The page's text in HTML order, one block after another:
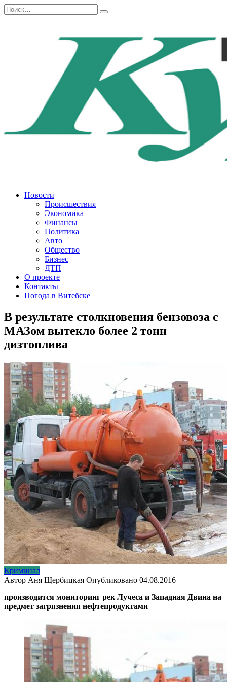
Перейти
к
Search
for:
Новости
Происшествия
Экономика
Финансы
Политика
Авто
Общество
Бизнес
ДТП
О проекте
Контакты
Погода в Витебске
В результате столкновения бензовоза с
МАЗом вытекло более 2 тонн
дизтоплива
Криминал
Автор Аня Щербицкая Опубликовано 04.08.2016
производится мониторинг рек Лучеса и Западная Двина на
предмет загрязнения нефтепродуктами